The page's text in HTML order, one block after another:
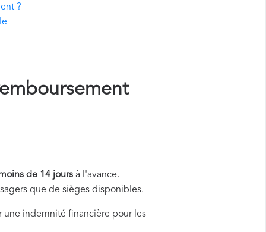
?
de 14 jours à l'avance.
que de sièges disponibles.
indemnité financière pour les